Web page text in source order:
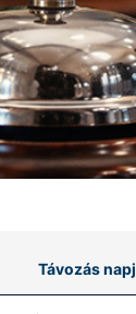
Távozás